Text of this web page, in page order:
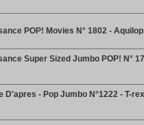
POP! Movies N° 1802 -
Super Sized Jumbo POP! N°
D'apres - Pop Jumbo N°1222 - T-